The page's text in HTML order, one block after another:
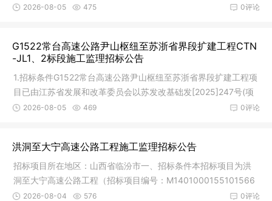
基础发
0评论
2026-08-05 475
G1522常台高速公路尹山枢纽至苏浙省界段扩建工程CTN
-JL1、2标段施工监理招标公告
1.招标条件G1522常台高速公路尹山枢纽至苏浙省界段扩建工程项
目已由江苏省发展和改革委员会以苏发改基础发[2025]247号(项
目代码:
0评论
2026-08-05 469
洪洞至大宁高速公路工程施工监理招标公告
招标项目所在地区：山西省临汾市一、招标条件本招标项目为洪
洞至大宁高速公路工程（招标项目编号：M1401000155101566
001，以下简
0评论
2026-08-04 576